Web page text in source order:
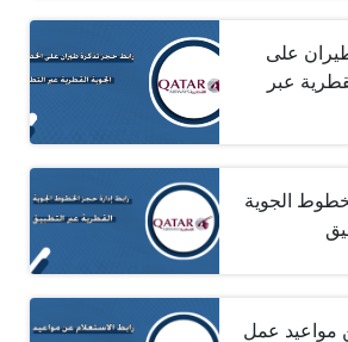
على
عبر
الجوية
مواعيد عمل